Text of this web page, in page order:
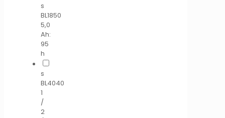
s
BL1850
5,0
Ah:
95
h
s
BL4040
1
/
2